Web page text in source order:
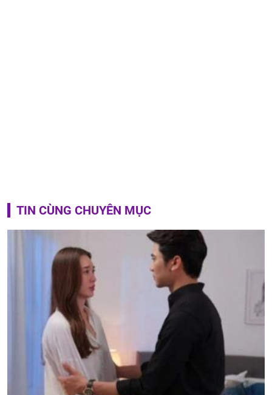
TIN CÙNG CHUYÊN MỤC